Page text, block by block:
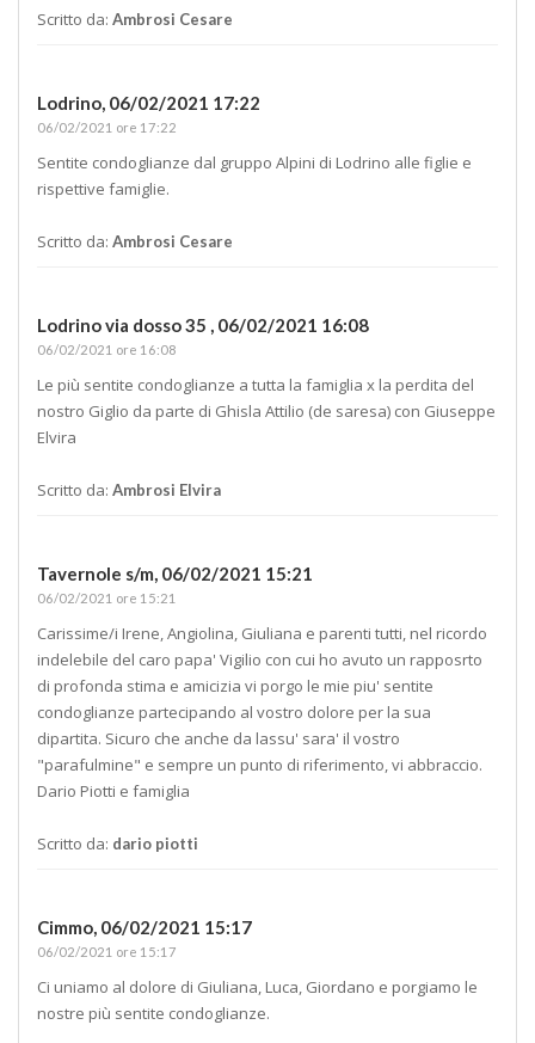
Scritto da: Ambrosi Cesare
Lodrino, 06/02/2021 17:22
06/02/2021 ore 17:22
Sentite condoglianze dal gruppo Alpini di Lodrino alle figlie e
rispettive famiglie.
Scritto da: Ambrosi Cesare
Lodrino via dosso 35 , 06/02/2021 16:08
06/02/2021 ore 16:08
Le più sentite condoglianze a tutta la famiglia x la perdita del
nostro Giglio da parte di Ghisla Attilio (de saresa) con Giuseppe
Elvira
Scritto da: Ambrosi Elvira
Tavernole s/m, 06/02/2021 15:21
06/02/2021 ore 15:21
Carissime/i Irene, Angiolina, Giuliana e parenti tutti, nel ricordo
indelebile del caro papa' Vigilio con cui ho avuto un rapposrto
di profonda stima e amicizia vi porgo le mie piu' sentite
condoglianze partecipando al vostro dolore per la sua
dipartita. Sicuro che anche da lassu' sara' il vostro
"parafulmine" e sempre un punto di riferimento, vi abbraccio.
Dario Piotti e famiglia
Scritto da: dario piotti
Cimmo, 06/02/2021 15:17
06/02/2021 ore 15:17
Ci uniamo al dolore di Giuliana, Luca, Giordano e porgiamo le
nostre più sentite condoglianze.